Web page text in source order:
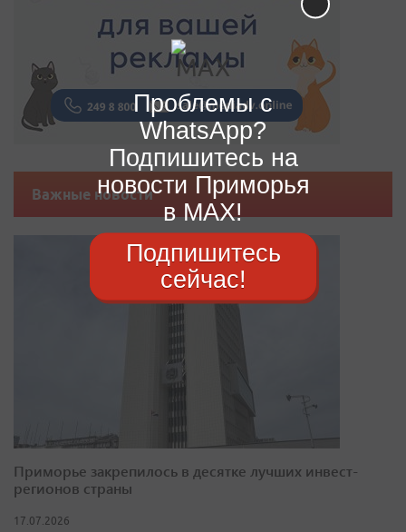
Важные новости
Приморье закрепилось в десятке лучших инвест-
регионов страны
17.07.2026
Проблемы с
WhatsApp?
Подпишитесь на
новости Приморья
в MAX!
Подпишитесь
сейчас!